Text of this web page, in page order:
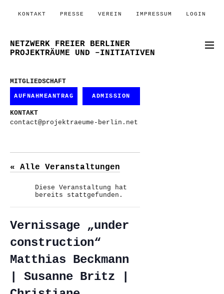
KONTAKT PRESSE VEREIN IMPRESSUM LOGIN
NETZWERK FREIER BERLINER
PROJEKTRÄUME UND –INITIATIVEN
MITGLIEDSCHAFT
AUFNAHMEANTRAG ADMISSION
KONTAKT
contact@projektraeume-berlin.net
« Alle Veranstaltungen
Diese Veranstaltung hat
bereits stattgefunden.
Vernissage „under
construction“
Matthias Beckmann
| Susanne Britz |